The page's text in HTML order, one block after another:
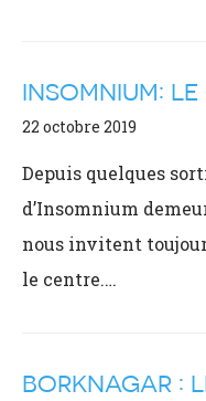
INSOMNIUM:
22 octobre 2019
Depuis quelques
d’Insomnium
nous invitent
le centre.…
BORKNAGAR :